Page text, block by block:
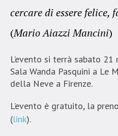
cercare di essere felice,
(Mario Aiazzi Mancini)
L’evento si terrà sabato
Sala Wanda Pasquini a Le
della Neve a Firenze.
L’evento è gratuito, la
(link).